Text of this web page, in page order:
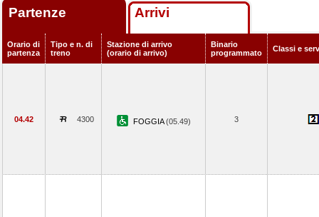
Partenze Arrivi
Orario di
partenza
Tipo e n. di
treno
Stazione di arrivo
(orario di arrivo)
Binario
programmato
Classi e
04.42 4300 FOGGIA(05.49) 3